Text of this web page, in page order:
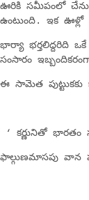
ఊరికి సమీపంలో
ఉంటుంది. ఇక
భార్యా భర్తలిద్దరిది
సంసారం
ఈ సామెత
‘ కర్ణునితో
ఫాల్గుణమాసపు వాన